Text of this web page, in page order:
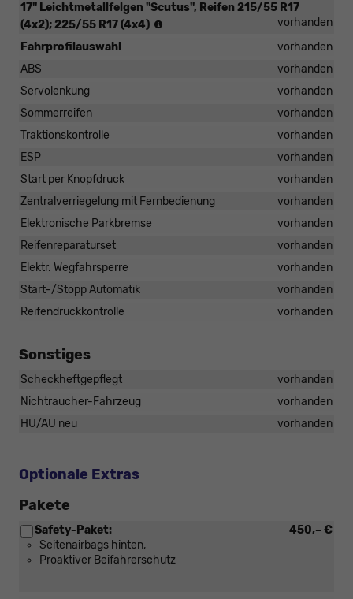
17" Leichtmetallfelgen "Scutus", Reifen 215/55 R17
(4x2); 225/55 R17 (4x4)
vorhanden
Fahrprofilauswahl
vorhanden
ABS
vorhanden
Servolenkung
vorhanden
Sommerreifen
vorhanden
Traktionskontrolle
vorhanden
ESP
vorhanden
Start per Knopfdruck
vorhanden
Zentralverriegelung mit Fernbedienung
vorhanden
Elektronische Parkbremse
vorhanden
Reifenreparaturset
vorhanden
Elektr. Wegfahrsperre
vorhanden
Start-/Stopp Automatik
vorhanden
Reifendruckkontrolle
vorhanden
Sonstiges
Scheckheftgepflegt
vorhanden
Nichtraucher-Fahrzeug
vorhanden
HU/AU neu
vorhanden
Optionale Extras
Pakete
450,– €
Safety-Paket:
Seitenairbags hinten,
Proaktiver Beifahrerschutz